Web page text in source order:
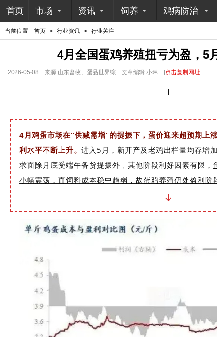
首页 市场 资讯 饲养 鸡病防治
当前位置： 首页 > 行业资讯 > 行业关注
4月全国蛋鸡养殖扭亏为盈，5
2026-05-08 来源:山东畜牧、蛋品世界综 文章编辑:小琳 [点击复制网址]
4月鸡蛋市场在“供减需增”的提振下，蛋价迎来超预期上
利水平不断上升。 进入5月，新开产及老鸡出栏量均存增
求面除月底受端午备货提振外，其他阶段利好因素有限，
小幅震荡，而饲料成本稳中趋弱，故蛋鸡养殖仍处盈利阶
↓